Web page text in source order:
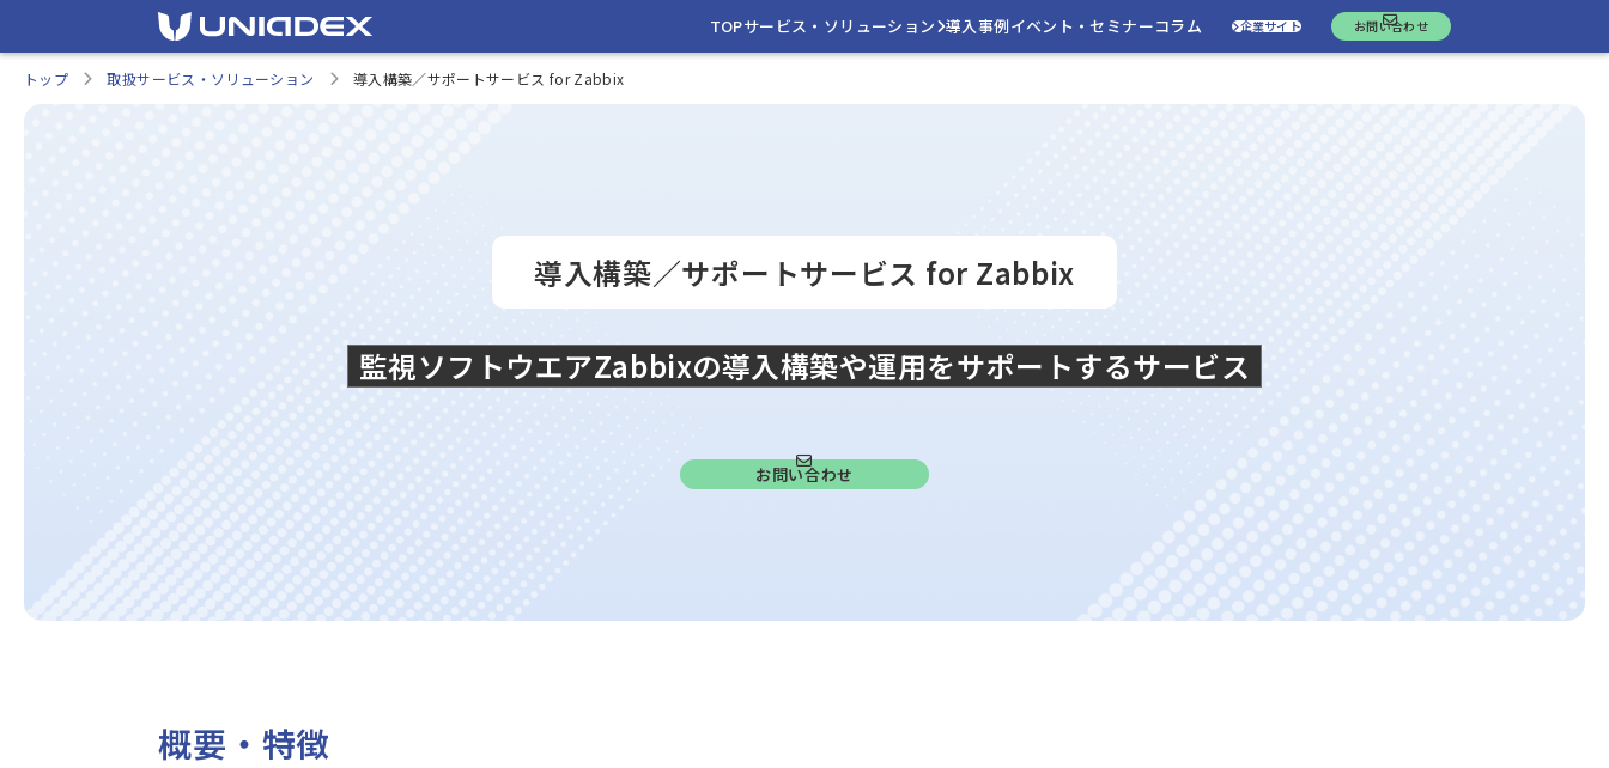
企業サイト
TOPサービス・ソリューション 導入事例イベント・セミナーコラム お問い合わせ
トップ 取扱サービス・ソリューション 導入構築／サポートサービス for Zabbix
導入構築／サポートサービス for Zabbix
監視ソフトウエアZabbixの導入構築や運用をサポートするサービス
お問い合わせ
概要・特徴